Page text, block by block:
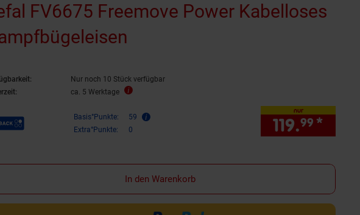
FV6675 Freemove Power Kabelloses
Nur noch 10 Stück verfügbar
ca. 5 Werktage
Punkte Basis°Punkte:
59
Extra°Punkte:
0
nur
119.99 *
In den Warenkorb